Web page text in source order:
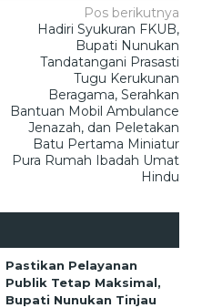
Pos berikutnya
Hadiri Syukuran FKUB,
Bupati Nunukan
Tandatangani Prasasti
Tugu Kerukunan
Beragama, Serahkan
Bantuan Mobil Ambulance
Jenazah, dan Peletakan
Batu Pertama Miniatur
Pura Rumah Ibadah Umat
Hindu
Pastikan Pelayanan
Publik Tetap Maksimal,
Bupati Nunukan Tinjau